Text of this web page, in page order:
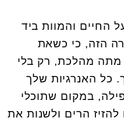
החיים והמוות ביד
הזה, כי כשאת
מהלכת, רק בלי
כל האנרגיות שלך
במקום שתוכלי
הרים ולשנות את